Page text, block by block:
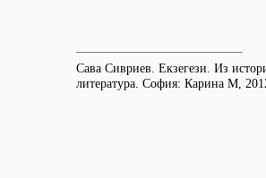
Сава Сивриев. Екзегези. Из
литература. София: Карина М,